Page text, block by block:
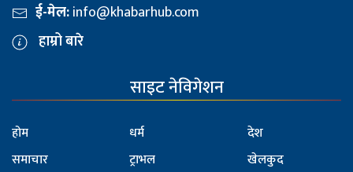
ई-मेल:info@khabarhub.com
हाम्रो बारे
साइट नेविगेशन
होम
समाचार
धर्म
ट्राभल
देश
खेलकुद